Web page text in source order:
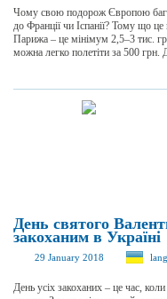
Чому свою подорож Європою
до Франції чи Іспанії? Тому що
Парижа – це мінімум 2,5–3 тис.
можна легко полетіти за 500 грн.
День святого
закоханим в Україні
29 January 2018
День усіх закоханих – це час,